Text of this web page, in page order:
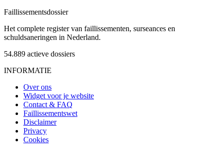
Faillissementsdossier
Het complete register van faillissementen, surseances en
schuldsaneringen in Nederland.
54.889 actieve dossiers
INFORMATIE
Over ons
Widget voor je website
Contact & FAQ
Faillissementswet
Disclaimer
Privacy
Cookies